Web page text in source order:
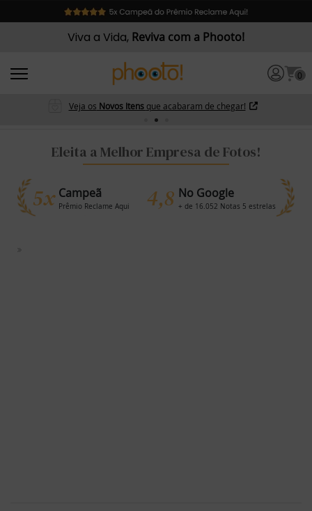
Viva a Vida, Reviva com a Phooto!
0
Veja os Novos Itens que acabaram de chegar!
Eleita a Melhor Empresa de Fotos!
5x Campeã
Prêmio Reclame Aqui 4,8 No Google
+ de 16.052 Notas 5 estrelas